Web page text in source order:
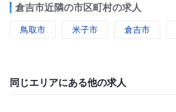
倉吉市近隣の市区町村の求人
鳥取市 米子市 倉吉市
同じエリアにある他の求人